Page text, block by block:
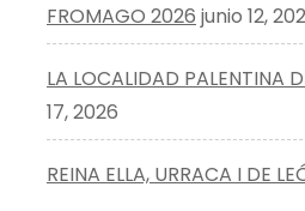
FROMAGO 2026 junio 12,
LA LOCALIDAD PALENTINA
17, 2026
REINA ELLA, URRACA I DE